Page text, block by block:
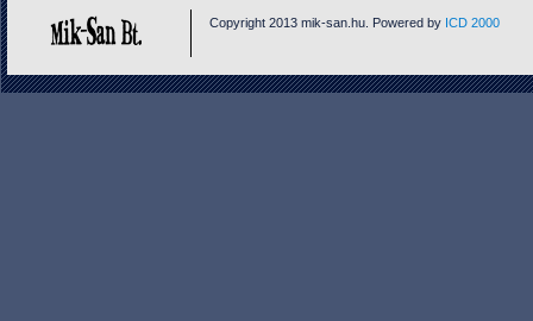
Copyright 2013 mik-san.hu. Powered by ICD 2000